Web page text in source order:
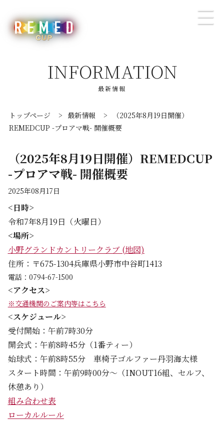
最新情報
INFORMATION
トップページ > 最新情報 >
（2025年8月19日開催）
REMEDCUP -プロアマ戦- 開催概要
（2025年8月19日開催）REMEDCUP
-プロアマ戦- 開催概要
2025年08月17日
<日時>
令和7年8月19日（火曜日）
<場所>
小野グランドカントリークラブ (地図)
住所：〒675-1304兵庫県小野市中谷町1413
電話： 0794-67-1500
<アクセス>
※交通機関のご案内等はこちら
<スケジュール>
受付開始：午前7時30分
開会式：午前8時45分（1番ティー）
始球式：午前8時55分 車椅子ゴルファー丹羽海太様
スタート時間：午前9時00分～（INOUT16組、セルフ、
休憩あり）
組み合わせ表
ローカルルール